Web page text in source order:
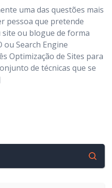
uma das questões mais
pessoa que pretende
ou blogue de forma
ou Search Engine
Optimização de Sites para
de técnicas que se